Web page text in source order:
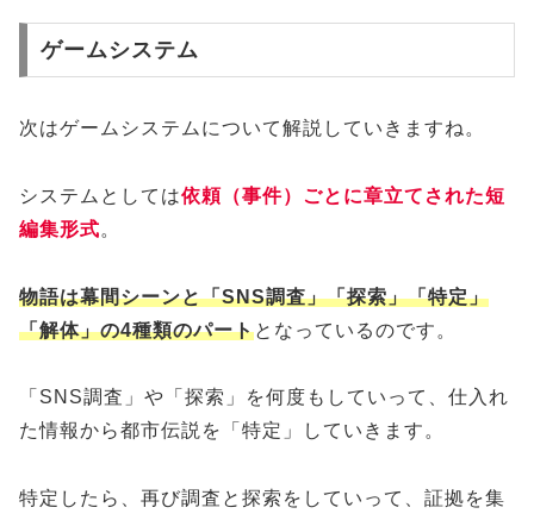
ゲームシステム
次はゲームシステムについて解説していきますね。
システムとしては依頼（事件）ごとに章立てされた短
編集形式。
物語は幕間シーンと「SNS調査」「探索」「特定」
「解体」の4種類のパートとなっているのです。
「SNS調査」や「探索」を何度もしていって、仕入れ
た情報から都市伝説を「特定」していきます。
特定したら、再び調査と探索をしていって、証拠を集